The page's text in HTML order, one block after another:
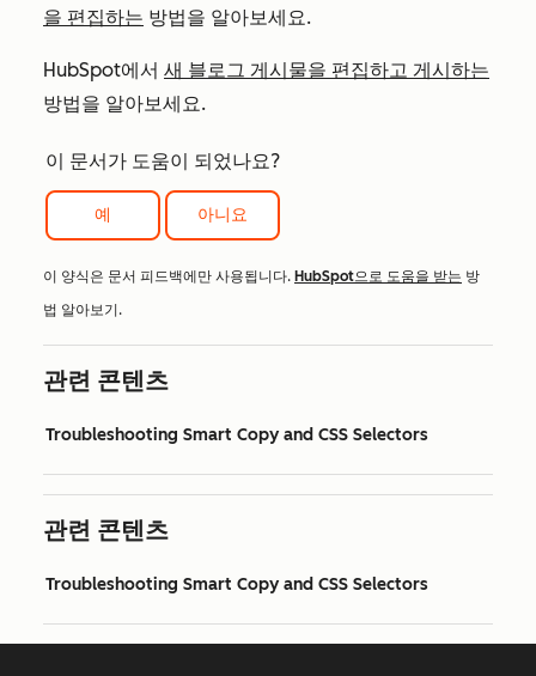
을 편집하는 방법을 알아보세요.
HubSpot에서 새 블로그 게시물을 편집하고 게시하는
방법을 알아보세요.
이 문서가 도움이 되었나요?
예 아니요
이 양식은 문서 피드백에만 사용됩니다. HubSpot으로 도움을 받는 방
법 알아보기.
관련 콘텐츠
Troubleshooting Smart Copy and CSS Selectors
관련 콘텐츠
Troubleshooting Smart Copy and CSS Selectors